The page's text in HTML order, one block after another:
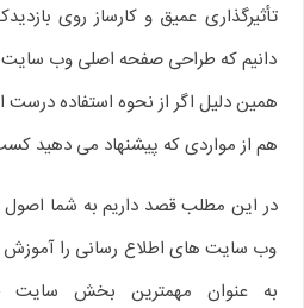
تأثیرگذاری عمیق و کارساز روی
دانیم که طراحی صفحه اصلی وب سایت
همین دلیل اگر از نحوه استفاده درست
هم از مواردی که پیشنهاد می دهید
در این مطلب قصد داریم به شما
وب سایت های اطلاع رسانی را آموزش
به عنوان مهمترین بخش سایت